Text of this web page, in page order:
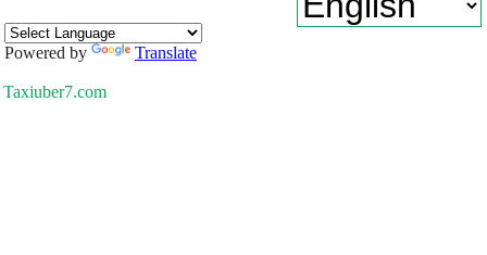
Powered by Translate
Taxiuber7.com